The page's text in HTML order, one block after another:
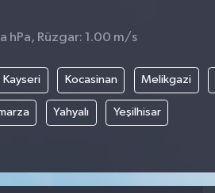
hPa, Rüzgar: 1.00 m/s
Kayseri Kocasinan Melikgazi
Yahyalı Yeşilhisar